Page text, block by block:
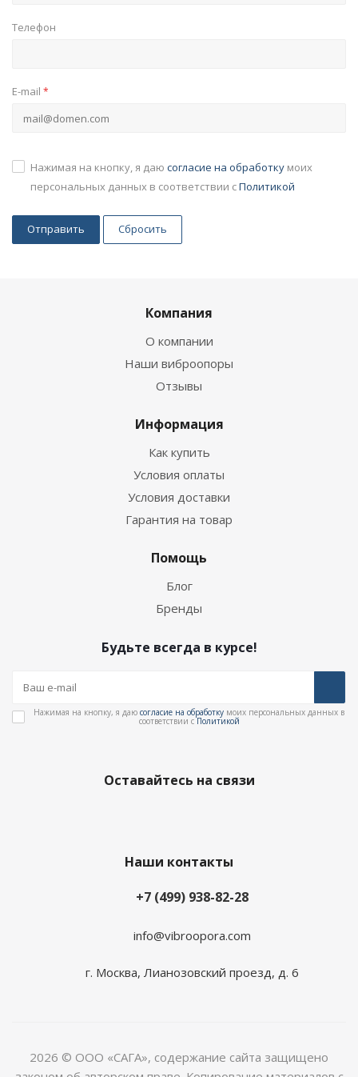
Телефон
E-mail *
Нажимая на кнопку, я даю согласие на обработку моих
персональных данных в соответствии сПолитикой
Сбросить
Компания
О компании
Наши виброопоры
Отзывы
Информация
Как купить
Условия оплаты
Условия доставки
Гарантия на товар
Помощь
Блог
Бренды
Будьте всегда в курсе!
Нажимая на кнопку, я даю согласие на обработку моих персональных данных в
соответствии сПолитикой
Оставайтесь на связи
Наши контакты
+7 (499) 938-82-28
info@vibroopora.com
г. Москва, Лианозовский проезд, д. 6
2026 © ООО «САГА», содержание сайта защищено